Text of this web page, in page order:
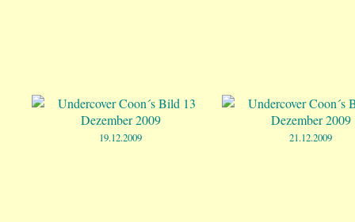
19.12.2009 21.12.2009